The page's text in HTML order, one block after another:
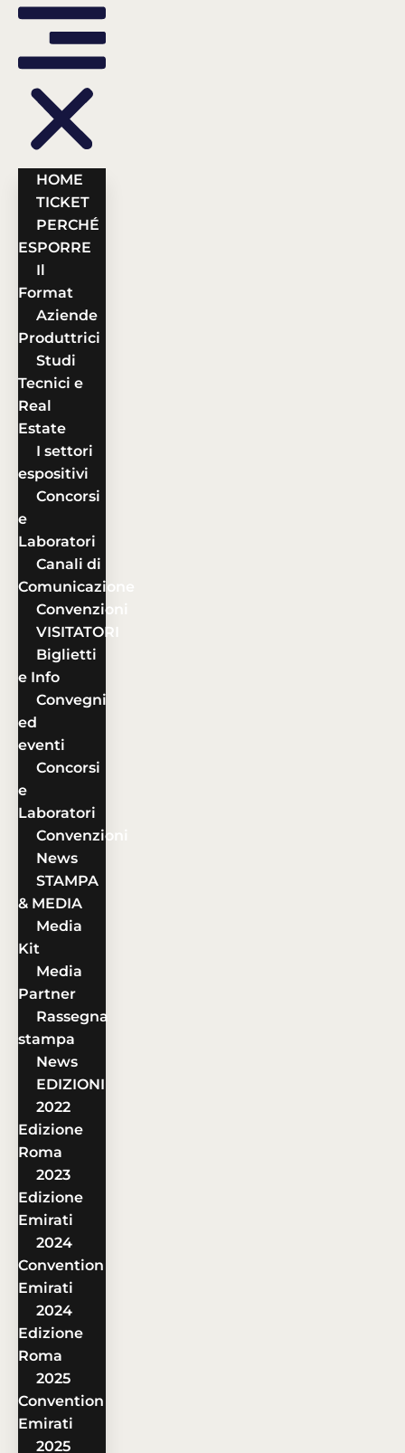
HOME
TICKET
PERCHÉ
ESPORRE
Il
Format
Aziende
Produttrici
Studi
Tecnici e
Real
Estate
I settori
espositivi
Concorsi
e
Laboratori
Canali di
Comunicazione
Convenzioni
VISITATORI
Biglietti
e Info
Convegni
ed
eventi
Concorsi
e
Laboratori
Convenzioni
News
STAMPA
& MEDIA
Media
Kit
Media
Partner
Rassegna
stampa
News
EDIZIONI
2022
Edizione
Roma
2023
Edizione
Emirati
2024
Convention
Emirati
2024
Edizione
Roma
2025
Convention
Emirati
2025